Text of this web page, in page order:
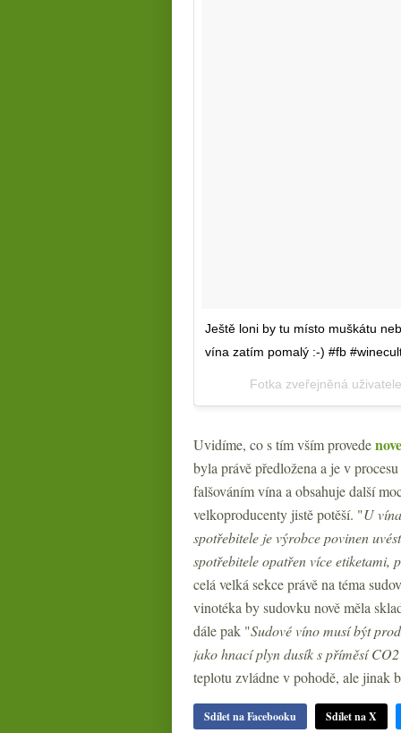
Ještě loni by tu místo muškátu
vína zatím pomalý :-) #fb
Fotka zveřejněná
Uvidíme, co s tím vším provede
byla právě předložena a je v
falšováním vína a obsahuje další
velkoproducenty jistě potěší. "U
spotřebitele je výrobce povinen
spotřebitele opatřen více etiketami,
celá velká sekce právě na téma
vinotéka by sudovku nově měla
dále pak "Sudové víno musí být
jako hnací plyn dusík s příměsí
teplotu zvládne v pohodě, ale jinak
Sdílet na Facebooku Sdílet na X